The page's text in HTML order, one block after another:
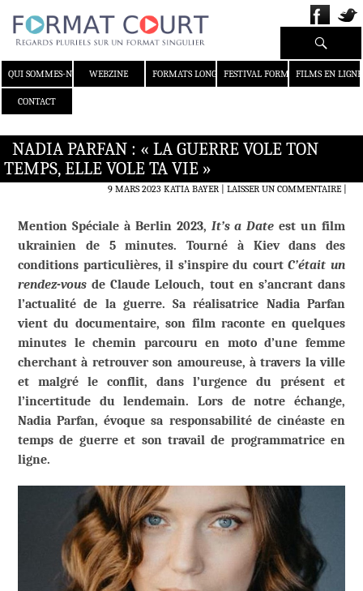
QUI SOMMES-NOUS ?WEBZINE FORMATS LONGS FESTIVAL FORMAT COURT
FILMS EN LIGNE
CONTACT
Recherche
NADIA PARFAN : « LA GUERRE VOLE TON
TEMPS, ELLE VOLE TA VIE »
9 MARS 2023 KATIA BAYER LAISSER UN COMMENTAIRE|
Mention Spéciale à Berlin 2023, It’s a Date est un film
ukrainien de 5 minutes. Tourné à Kiev dans des
conditions particulières, il s’inspire du courtC’était un
rendez-vous de Claude Lelouch, tout en s’ancrant dans
l’actualité de la guerre. Sa réalisatrice Nadia Parfan
vient du documentaire, son film raconte en quelques
minutes le chemin parcouru en moto d’une femme
cherchant à retrouver son amoureuse, à travers la ville
et malgré le conflit, dans l’urgence du présent et
l’incertitude du lendemain. Lors de notre échange,
Nadia Parfan, évoque sa responsabilité de cinéaste en
temps de guerre et son travail de programmatrice en
ligne.